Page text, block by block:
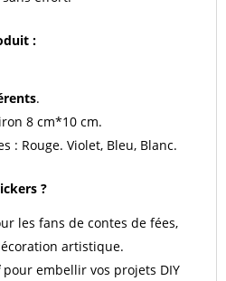
:
.
8 cm*10 cm.
: Rouge. Violet, Bleu, Blanc.
?
les fans de contes de fées,
artistique.
pour embellir vos projets DIY